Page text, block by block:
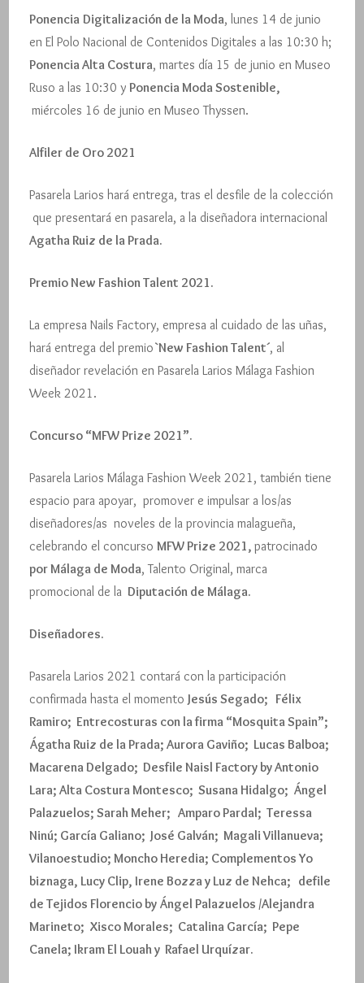
Ponencia Digitalización de la Moda, lunes 14 de junio
en El Polo Nacional de Contenidos Digitales a las 10:30 h;
Ponencia Alta Costura, martes día 15 de junio en Museo
Ruso a las 10:30 y Ponencia Moda Sostenible,
miércoles 16 de junio en Museo Thyssen.
Alfiler de Oro 2021
Pasarela Larios hará entrega, tras el desfile de la colección
que presentará en pasarela, a la diseñadora internacional
Agatha Ruiz de la Prada.
Premio New Fashion Talent 2021.
La empresa Nails Factory, empresa al cuidado de las uñas,
hará entrega del premio`New Fashion Talent´, al
diseñador revelación en Pasarela Larios Málaga Fashion
Week 2021.
Concurso “MFW Prize 2021”.
Pasarela Larios Málaga Fashion Week 2021, también tiene
espacio para apoyar, promover e impulsar a los/as
diseñadores/as noveles de la provincia malagueña,
celebrando el concursoMFW Prize 2021,patrocinado
por Málaga de Moda, Talento Original, marca
promocional de la Diputación de Málaga.
Diseñadores.
Pasarela Larios 2021 contará con la participación
confirmada hasta el momento Jesús Segado; Félix
Ramiro; Entrecosturas con la firma “Mosquita Spain”;
Ágatha Ruiz de la Prada; Aurora Gaviño; Lucas Balboa;
Macarena Delgado; Desfile Naisl Factory by Antonio
Lara; Alta Costura Montesco; Susana Hidalgo; Ángel
Palazuelos; Sarah Meher; Amparo Pardal; Teressa
Ninú; García Galiano; José Galván; Magali Villanueva;
Vilanoestudio; Moncho Heredia; Complementos Yo
biznaga, Lucy Clip, Irene Bozza y Luz de Nehca; defile
de Tejidos Florencio by Ángel Palazuelos /Alejandra
Marineto; Xisco Morales; Catalina García; Pepe
Canela; Ikram El Louah y Rafael Urquízar.